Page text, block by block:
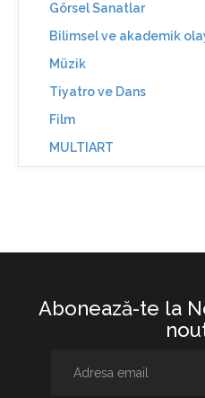
Görsel Sanatlar
Bilimsel ve akademik
Müzik
Tiyatro ve Dans
Film
MULTIART
Abonează-te la